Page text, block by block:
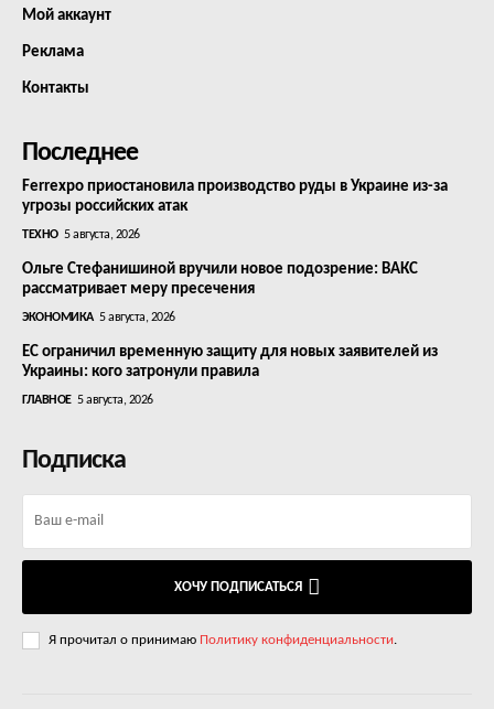
Мой аккаунт
Реклама
Контакты
Последнее
Ferrexpo приостановила производство руды в Украине из-за
угрозы российских атак
ТЕХНО 5 августа, 2026
Ольге Стефанишиной вручили новое подозрение: ВАКС
рассматривает меру пресечения
ЭКОНОМИКА 5 августа, 2026
ЕС ограничил временную защиту для новых заявителей из
Украины: кого затронули правила
ГЛАВНОЕ 5 августа, 2026
Подписка
ХОЧУ ПОДПИСАТЬСЯ
Я прочитал о принимаю Политику конфиденциальности.